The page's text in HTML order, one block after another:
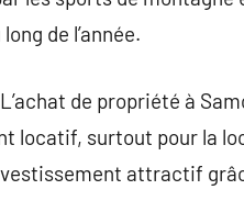
de l’année.
de propriété à
locatif, surtout pour la
attractif